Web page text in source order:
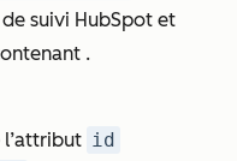
suivi HubSpot et
.
l’attribut id